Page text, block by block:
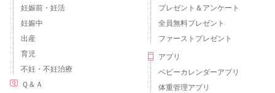
妊娠前・妊活
妊娠中
出産
育児
不妊・不妊治療
Ｑ＆Ａ
プレゼント＆アンケート
全員無料プレゼント
ファーストプレゼント
アプリ
ベビーカレンダーアプリ
体重管理アプリ